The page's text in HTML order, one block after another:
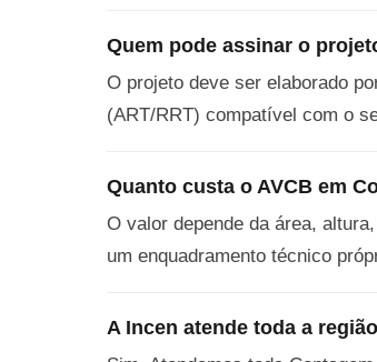
Quem pode assinar o
O projeto deve ser elaborado
(ART/RRT) compatível com o
Quanto custa o AVCB em
O valor depende da área,
um enquadramento técnico
A Incen atende toda a